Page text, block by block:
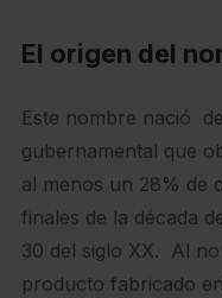
El origen del
Este nombre nació
gubernamental que
al menos un 28% de
finales de la década
30 del siglo XX. Al
producto fabricado